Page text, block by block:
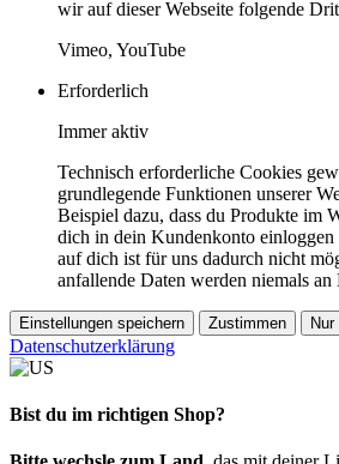
wir auf dieser Webseite folgende
Vimeo, YouTube
Erforderlich
Immer aktiv
Technisch erforderliche Cookies
grundlegende Funktionen unserer
Beispiel dazu, dass du Produkte im
dich in dein Kundenkonto
auf dich ist für uns dadurch nicht
anfallende Daten werden niemals
Einstellungen speichern Zustimmen
Datenschutzerklärung
Bist du im richtigen Shop?